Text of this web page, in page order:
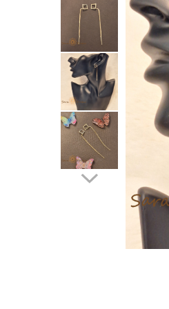
Bijuterii pentru barbati
Bijuterii din argint placate cu aur